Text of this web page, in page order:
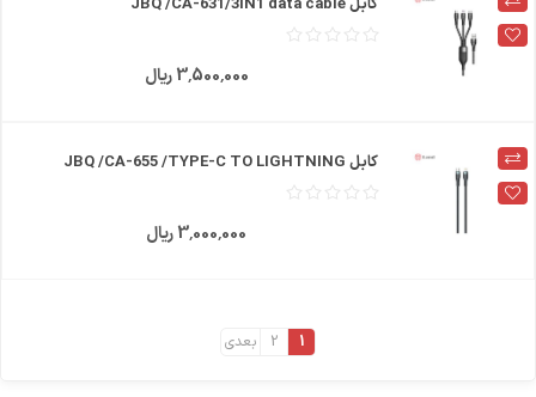
3٬500٬000 ریال
کابل JBQ /CA-655 /TYPE-C TO LIGHTNING
3٬000٬000 ریال
1
2 بعدی